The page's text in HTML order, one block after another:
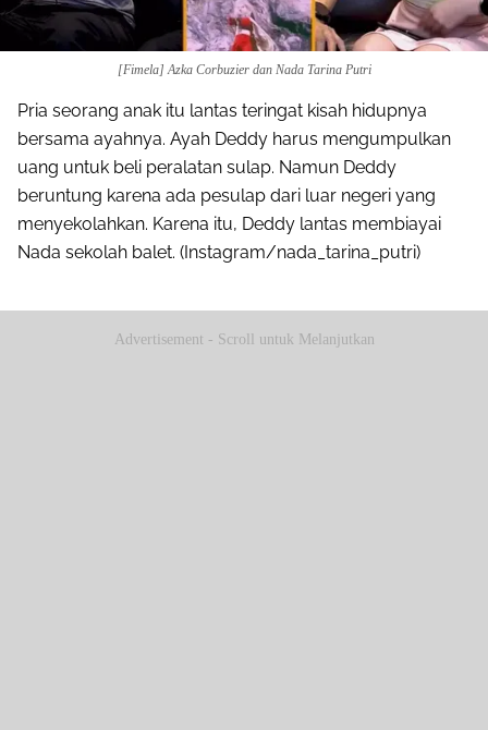
[Fimela] Azka Corbuzier dan Nada Tarina Putri
Pria seorang anak itu lantas teringat kisah hidupnya
bersama ayahnya. Ayah Deddy harus mengumpulkan
uang untuk beli peralatan sulap. Namun Deddy
beruntung karena ada pesulap dari luar negeri yang
menyekolahkan. Karena itu, Deddy lantas membiayai
Nada sekolah balet. (Instagram/nada_tarina_putri)
Advertisement - Scroll untuk Melanjutkan